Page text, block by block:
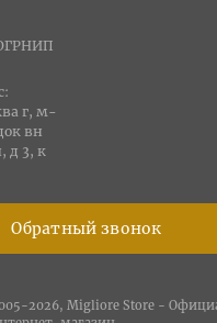
Обратный звонок
г, м-
вн
д 3, к
2026, Migliore Store -